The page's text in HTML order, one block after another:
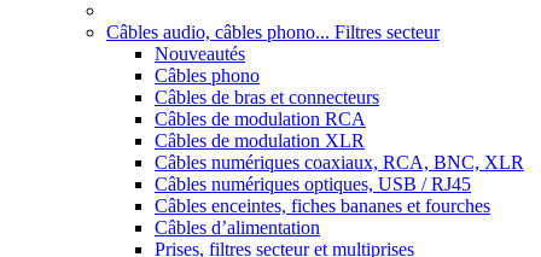
Câbles audio, câbles phono... Filtres secteur
Nouveautés
Câbles phono
Câbles de bras et connecteurs
Câbles de modulation RCA
Câbles de modulation XLR
Câbles numériques coaxiaux, RCA, BNC, XLR
Câbles numériques optiques, USB / RJ45
Câbles enceintes, fiches bananes et fourches
Câbles d’alimentation
Prises, filtres secteur et multiprises